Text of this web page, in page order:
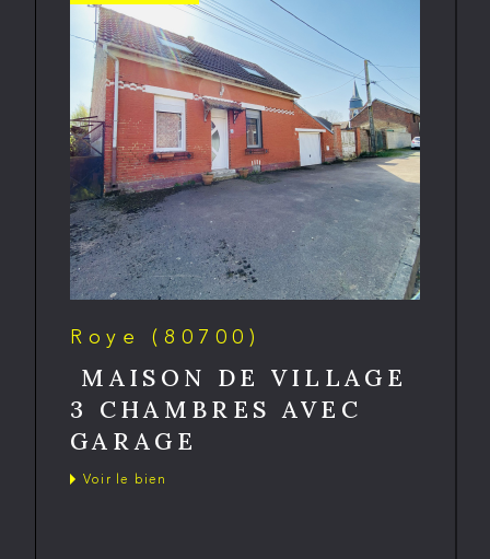
Roye (80700)
MAISON DE VILLAGE
3 CHAMBRES AVEC
GARAGE
Voir le bien